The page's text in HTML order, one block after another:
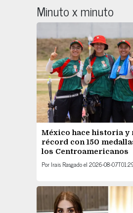
Minuto x minuto
México hace historia y
récord con 150
los Centroamericanos
Por Irais Rasgadoel 2026-08-